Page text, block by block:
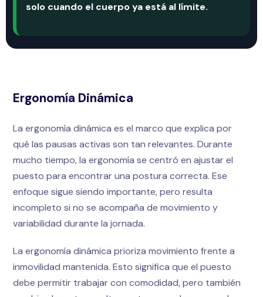
solo cuando el cuerpo ya está al límite.
Ergonomía Dinámica
La ergonomía dinámica es el marco que explica por
qué las pausas activas son tan relevantes. Durante
mucho tiempo, la ergonomía se centró en ajustar el
puesto para encontrar una postura correcta. Ese
enfoque sigue siendo importante, pero resulta
incompleto si no se acompaña de movimiento y
variabilidad durante la jornada.
La ergonomía dinámica prioriza movimiento frente a
inmovilidad mantenida. Esto significa que el puesto
debe permitir trabajar con comodidad, pero también